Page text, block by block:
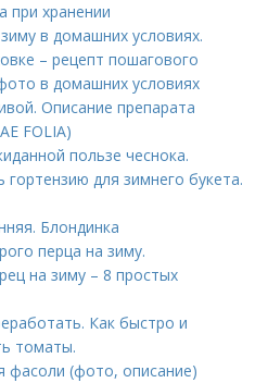
при хранении
в домашних условиях.
– рецепт пошагового
в домашних условиях
Описание препарата
FOLIA)
пользе чеснока.
гортензию для зимнего букета.
Блондинка
перца на зиму.
на зиму – 8 простых
Как быстро и
томаты.
фасоли (фото, описание)